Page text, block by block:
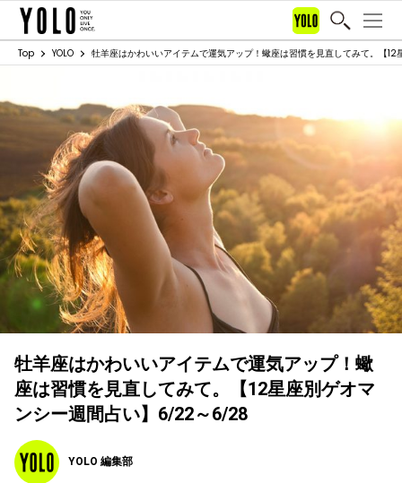
Top YOLO 牡羊座はかわいいアイテムで運気アップ！蠍座は習慣を見直してみて。【
牡羊座はかわいいアイテムで運気アップ！蠍
座は習慣を見直してみて。【12星座別ゲオマ
ンシー週間占い】6/22～6/28
YOLO 編集部